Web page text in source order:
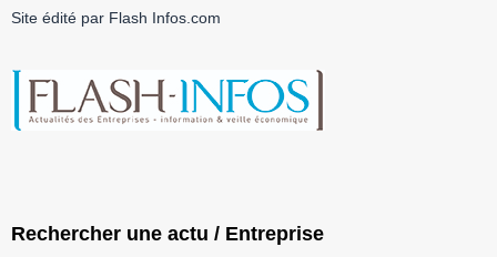
Site édité par Flash Infos.com
Rechercher une actu / Entreprise